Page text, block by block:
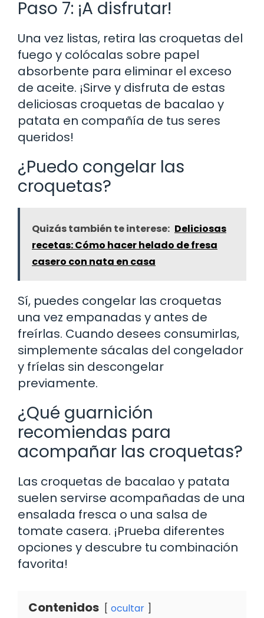
Paso 7: ¡A disfrutar!
Una vez listas, retira las croquetas del
fuego y colócalas sobre papel
absorbente para eliminar el exceso
de aceite. ¡Sirve y disfruta de estas
deliciosas croquetas de bacalao y
patata en compañía de tus seres
queridos!
¿Puedo congelar las
croquetas?
Quizás también te interese: Deliciosas
recetas: Cómo hacer helado de fresa
casero con nata en casa
Sí, puedes congelar las croquetas
una vez empanadas y antes de
freírlas. Cuando desees consumirlas,
simplemente sácalas del congelador
y fríelas sin descongelar
previamente.
¿Qué guarnición
recomiendas para
acompañar las croquetas?
Las croquetas de bacalao y patata
suelen servirse acompañadas de una
ensalada fresca o una salsa de
tomate casera. ¡Prueba diferentes
opciones y descubre tu combinación
favorita!
Contenidos ocultar